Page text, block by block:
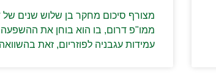
מצורף סיכום מחקר בן שלוש שנים של
עמידות עגבניה לפוזריום, זאת בהשוואה